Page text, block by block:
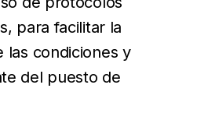
para facilitar la
las condiciones y
del puesto de